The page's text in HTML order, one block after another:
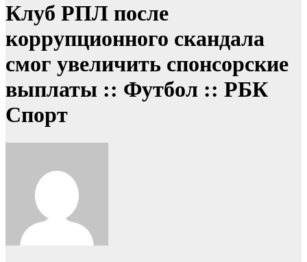
Клуб РПЛ после
коррупционного скандала
смог увеличить спонсорские
выплаты :: Футбол :: РБК
Спорт